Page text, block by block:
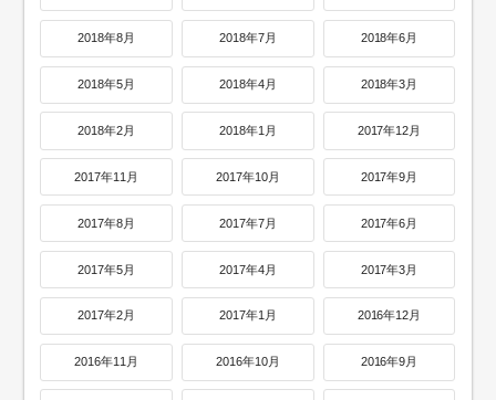
2018年8月 2018年7月 2018年6月
2018年5月 2018年4月 2018年3月
2018年2月 2018年1月 2017年12月
2017年11月 2017年10月 2017年9月
2017年8月 2017年7月 2017年6月
2017年5月 2017年4月 2017年3月
2017年2月 2017年1月 2016年12月
2016年11月 2016年10月 2016年9月